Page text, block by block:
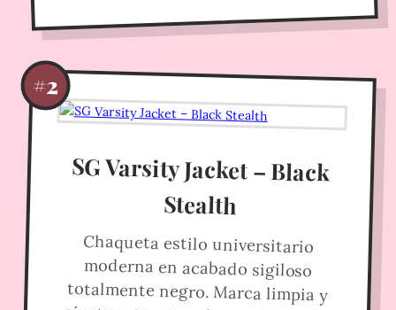
#2
SG Varsity Jacket – Black
Stealth
Chaqueta estilo universitario
moderna en acabado sigiloso
totalmente negro. Marca limpia y
ajuste estructurado para looks de